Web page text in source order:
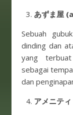
あずま屋
Sebuah
dinding dan
yang
sebagai
dan
アメニティ